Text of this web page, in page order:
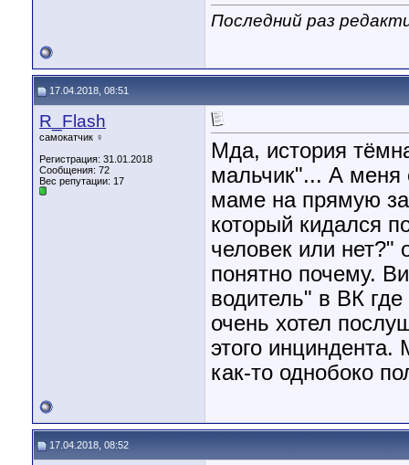
Последний раз
17.04.2018, 08:51
R_Flash
самокатчик ♀
Регистрация: 31.01.2018
Сообщения: 72
Вес репутации: 17
Мда, история
мальчик"... А меня
маме на прямую
который кидался
человек или нет?"
понятно почему.
водитель" в ВК
очень хотел
этого
как-то однобоко
17.04.2018, 08:52